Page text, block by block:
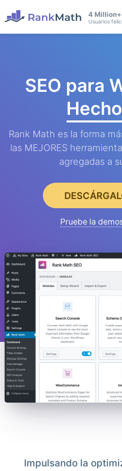
4 Million+
Usuarios
SEO para
Rank Math es la forma
las MEJORES
agregadas a
Pruebe la
Impulsando la